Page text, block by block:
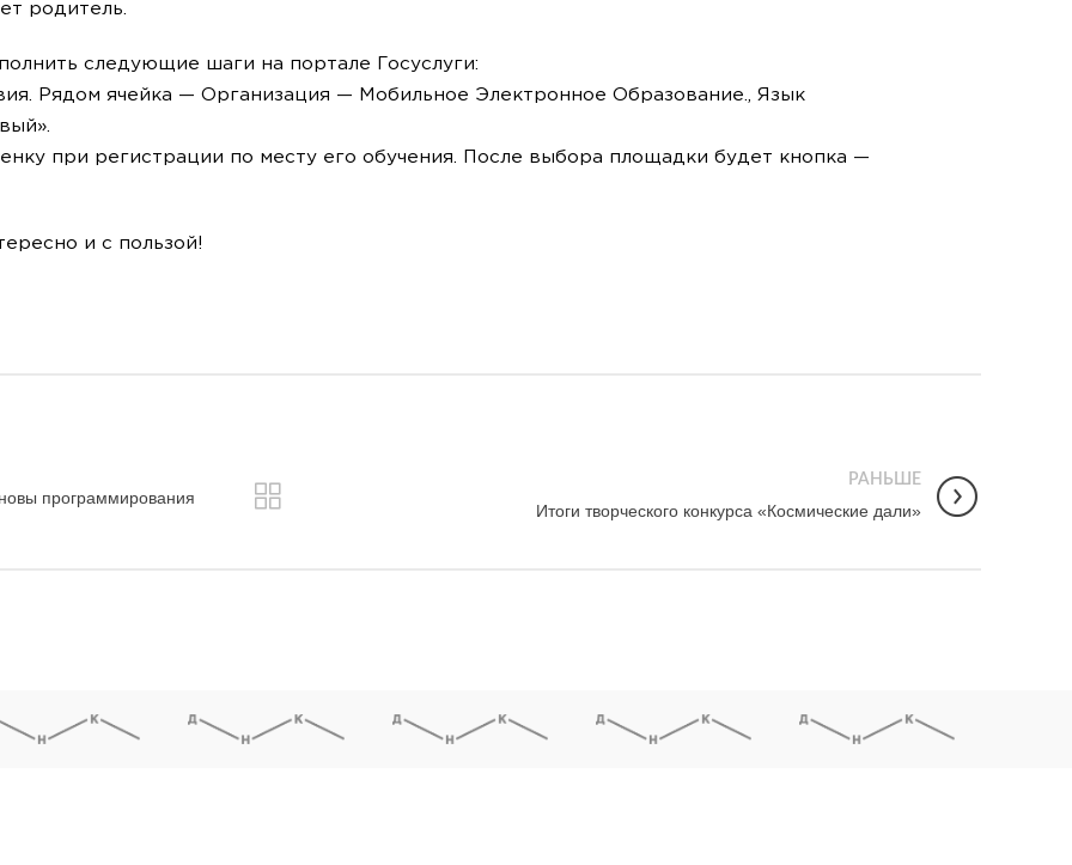
родитель.
следующие шаги на портале Госуслуги:
Рядом ячейка — Организация — Мобильное Электронное Образование., Язык
при регистрации по месту его обучения. После выбора площадки будет кнопка —
и с пользой!
программирования
РАНЬШЕ
Итоги творческого конкурса «Космические дали»